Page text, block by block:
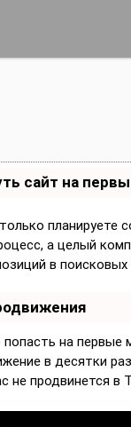
сайт на
планируете
а целый
в поисковых
на первые
в десятки
не продвинется в